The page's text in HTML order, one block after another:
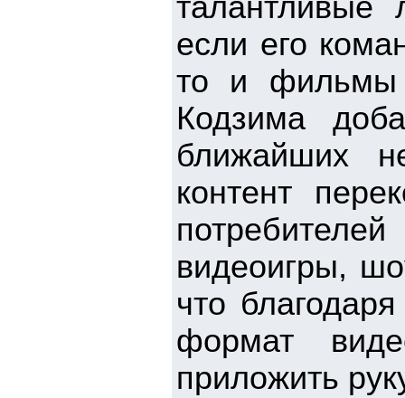
талантливые
если его
то и фильмы
Кодзима
ближайших
контент
видеоигры,
что
формат
приложить